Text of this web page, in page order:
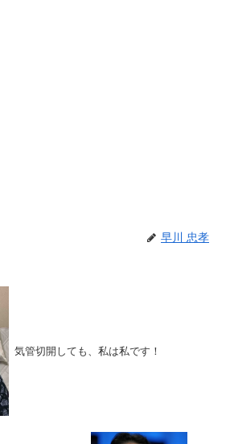
早川 忠孝
気管切開しても、私は私です！